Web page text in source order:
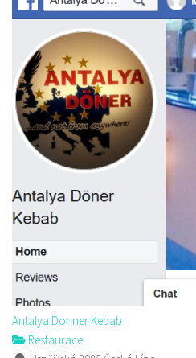
Antalya Donner Kebab
Restaurace